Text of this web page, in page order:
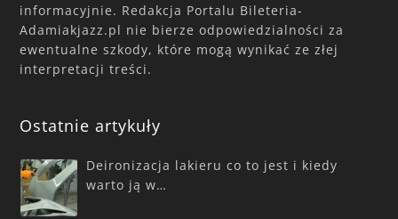
informacyjnie. Redakcja Portalu Bileteria-
Adamiakjazz.pl nie bierze odpowiedzialności za
ewentualne szkody, które mogą wynikać ze złej
interpretacji treści.
Ostatnie artykuły
Deironizacja lakieru co to jest i kiedy
warto ją w…